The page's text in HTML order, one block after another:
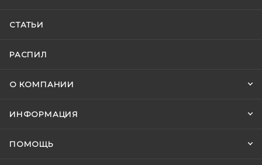
СТАТЬИ
РАСПИЛ
О КОМПАНИИ
ИНФОРМАЦИЯ
ПОМОЩЬ